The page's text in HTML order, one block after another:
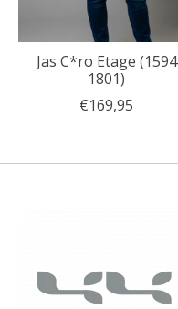
Jas C*ro Etage (1594
1801)
€169,95